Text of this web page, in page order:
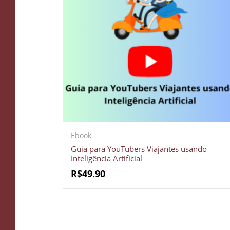
Ebook
Guia para YouTubers Viajantes usando
Inteligência Artificial
R$49.90